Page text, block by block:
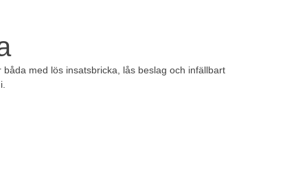
med lös insatsbricka, lås beslag och infällbart